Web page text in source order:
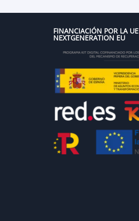
FINANCIACIÓN POR LA UE
NEXTGENERATION EU